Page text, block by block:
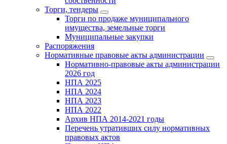
Торги, тендеры
Торги по продаже муниципального
имущества, земельные торги
Муниципальные закупки
Распоряжения
Нормативные правовые акты администрации
Нормативно-правовые акты администрации
2026 год
НПА 2025
НПА 2024
НПА 2023
НПА 2022
Архив НПА 2014-2021 годы
Перечень утративших силу нормативных
правовых актов